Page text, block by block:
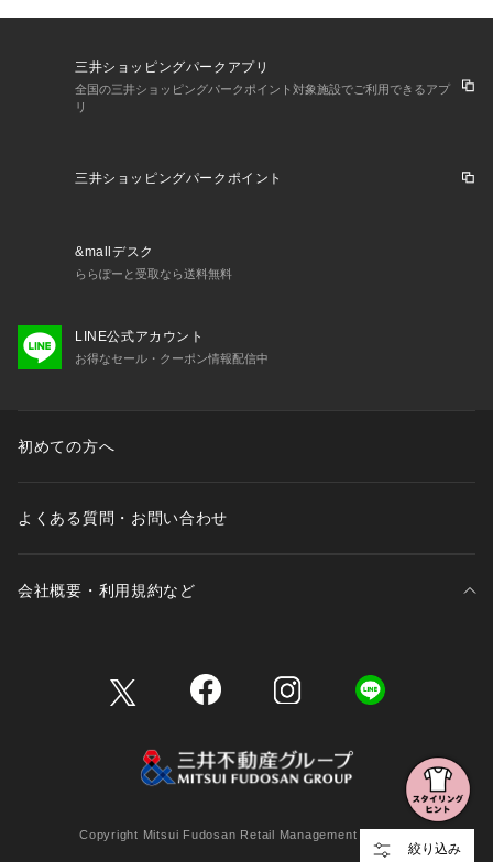
絞り込み
三井ショッピングパークアプリ
全国の三井ショッピングパークポイント対象施設でご利用できるアプ
リ
三井ショッピングパークポイント
&mallデスク
ららぽーと受取なら送料無料
LINE公式アカウント
お得なセール・クーポン情報配信中
初めての方へ
よくある質問・お問い合わせ
会社概要・利用規約など
Copyright Mitsui Fudosan Retail Management Co., Ltd.